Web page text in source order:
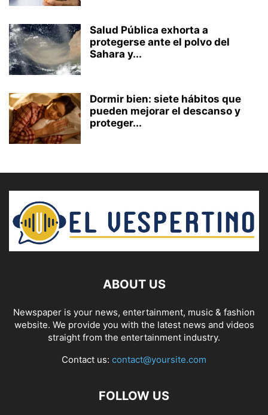
Salud Pública exhorta a
protegerse ante el polvo del
Sahara y...
Dormir bien: siete hábitos que
pueden mejorar el descanso y
proteger...
ABOUT US
Newspaper is your news, entertainment, music & fashion
website. We provide you with the latest news and videos
straight from the entertainment industry.
Contact us: contact@yoursite.com
FOLLOW US